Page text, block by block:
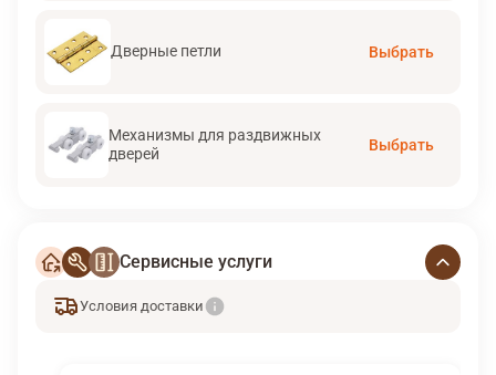
Дверные петли Выбрать
Механизмы для раздвижных
дверей
Выбрать
Сервисные услуги
Условия доставки